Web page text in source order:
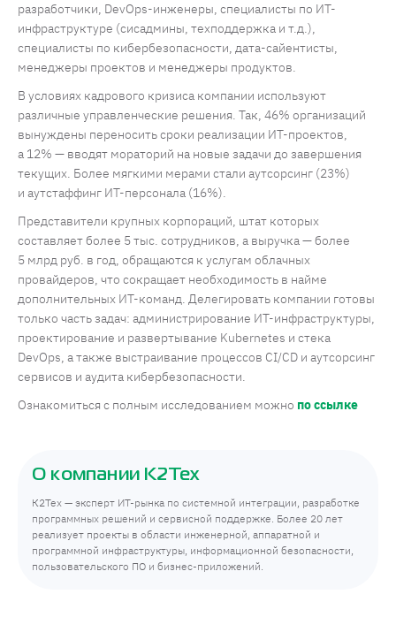
разработчики, DevOps-инженеры, специалисты по ИТ-
инфраструктуре (сисадмины, техподдержка и т.д.),
специалисты по кибербезопасности, дата-сайентисты,
менеджеры проектов и менеджеры продуктов.
В условиях кадрового кризиса компании используют
различные управленческие решения. Так, 46% организаций
вынуждены переносить сроки реализации ИТ-проектов,
а 12% — вводят мораторий на новые задачи до завершения
текущих. Более мягкими мерами стали аутсорсинг (23%)
и аутстаффинг ИТ-персонала (16%).
Представители крупных корпораций, штат которых
составляет более 5 тыс. сотрудников, а выручка — более
5 млрд руб. в год, обращаются к услугам облачных
провайдеров, что сокращает необходимость в найме
дополнительных ИТ-команд. Делегировать компании готовы
только часть задач: администрирование ИТ-инфраструктуры,
проектирование и развертывание Kubernetes и стека
DevOps, а также выстраивание процессов CI/CD и аутсорсинг
сервисов и аудита кибербезопасности.
Ознакомиться с полным исследованием можно по ссылке
О компании К2Тех
К2Тех — эксперт ИТ-рынка по системной интеграции, разработке
программных решений и сервисной поддержке. Более 20 лет
реализует проекты в области инженерной, аппаратной и
программной инфраструктуры, информационной безопасности,
пользовательского ПО и бизнес-приложений.